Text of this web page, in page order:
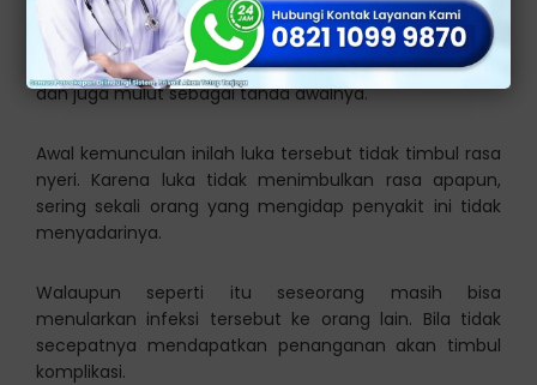
Raja singa atau sifilis merupakan salah satu penyakit
menular seksual yang pemicunya adalah bakteri.
Umumnya penyakit ini memiliki luka di genital, rektal,
dan juga mulut sebagai tanda awalnya.
Awal kemunculan inilah luka tersebut tidak timbul rasa
nyeri. Karena luka tidak menimbulkan rasa apapun,
sering sekali orang yang mengidap penyakit ini tidak
menyadarinya.
Walaupun seperti itu seseorang masih bisa
menularkan infeksi tersebut ke orang lain. Bila tidak
secepatnya mendapatkan penanganan akan timbul
komplikasi.